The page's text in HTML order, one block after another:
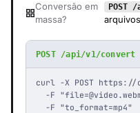
Conversão em
massa?
POST
POST /api/v1/convert
curl -X POST
  -F "
  -F "to_format=mp4"